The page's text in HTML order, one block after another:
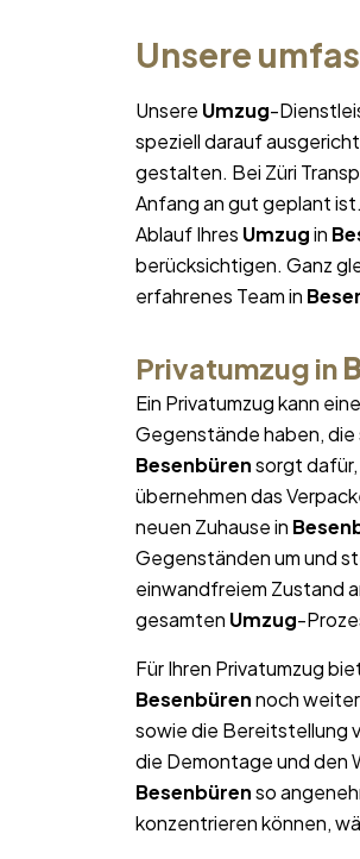
Unsere
Unsere Umzug-
speziell darauf
gestalten. Bei Züri
Anfang an gut geplant
Ablauf Ihres Umzugin
berücksichtigen. Ganz
erfahrenes Team in
Privatumzug in
Ein Privatumzug kann
Gegenstände haben,
Besenbürensorgt dafür,
übernehmen das
neuen Zuhause in
Gegenständen um und
einwandfreiem Zustand
gesamten Umzug-
Für Ihren Privatumzug
Besenbürennoch
sowie die Bereitstellung
die Demontage und den
Besenbürenso
konzentrieren können,